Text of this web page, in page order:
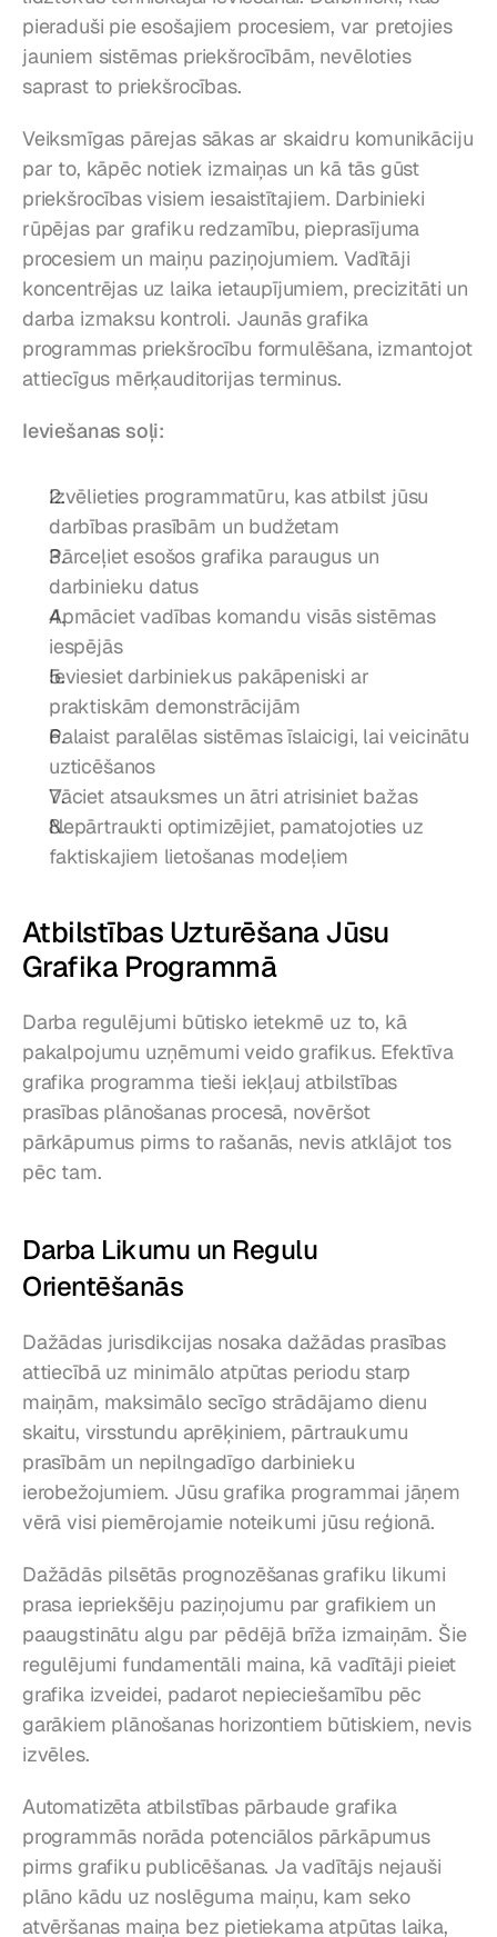
pieraduši pie esošajiem procesiem, var pretojies
jauniem sistēmas priekšrocībām, nevēloties
saprast to priekšrocības.
Veiksmīgas pārejas sākas ar skaidru komunikāciju
par to, kāpēc notiek izmaiņas un kā tās gūst
priekšrocības visiem iesaistītajiem. Darbinieki
rūpējas par grafiku redzamību, pieprasījuma
procesiem un maiņu paziņojumiem. Vadītāji
koncentrējas uz laika ietaupījumiem, precizitāti un
darba izmaksu kontroli. Jaunās grafika
programmas priekšrocību formulēšana, izmantojot
attiecīgus mērķauditorijas terminus.
Ieviešanas soļi:
Izvēlieties programmatūru, kas atbilst jūsu
darbības prasībām un budžetam
Pārceļiet esošos grafika paraugus un
darbinieku datus
Apmāciet vadības komandu visās sistēmas
iespējās
Ieviesiet darbiniekus pakāpeniski ar
praktiskām demonstrācijām
Palaist paralēlas sistēmas īslaicigi, lai veicinātu
uzticēšanos
Vāciet atsauksmes un ātri atrisiniet bažas
Nepārtraukti optimizējiet, pamatojoties uz
faktiskajiem lietošanas modeļiem
Atbilstības Uzturēšana Jūsu
Grafika Programmā
Darba regulējumi būtisko ietekmē uz to, kā
pakalpojumu uzņēmumi veido grafikus. Efektīva
grafika programma tieši iekļauj atbilstības
prasības plānošanas procesā, novēršot
pārkāpumus pirms to rašanās, nevis atklājot tos
pēc tam.
Darba Likumu un Regulu
Orientēšanās
Dažādas jurisdikcijas nosaka dažādas prasības
attiecībā uz minimālo atpūtas periodu starp
maiņām, maksimālo secīgo strādājamo dienu
skaitu, virsstundu aprēķiniem, pārtraukumu
prasībām un nepilngadīgo darbinieku
ierobežojumiem. Jūsu grafika programmai jāņem
vērā visi piemērojamie noteikumi jūsu reģionā.
Dažādās pilsētās prognozēšanas grafiku likumi
prasa iepriekšēju paziņojumu par grafikiem un
paaugstinātu algu par pēdējā brīža izmaiņām. Šie
regulējumi fundamentāli maina, kā vadītāji pieiet
grafika izveidei, padarot nepieciešamību pēc
garākiem plānošanas horizontiem būtiskiem, nevis
izvēles.
Automatizēta atbilstības pārbaude grafika
programmās norāda potenciālos pārkāpumus
pirms grafiku publicēšanas. Ja vadītājs nejauši
plāno kādu uz noslēguma maiņu, kam seko
atvēršanas maiņa bez pietiekama atpūtas laika,